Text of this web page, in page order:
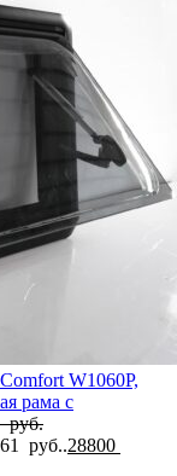
W1060P,
рама с
руб.
руб..28800